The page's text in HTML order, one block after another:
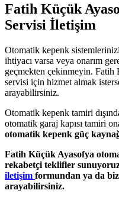
Fatih Küçük
Servisi İletişim
Otomatik kepenk
ihtiyacı varsa veya onarım
geçmekten çekinmeyin.
servisi için hizmet almak
arayabilirsiniz.
Otomatik kepenk tamiri
otomatik garaj kapısı tamiri
otomatik kepenk güç
Fatih Küçük Ayasofya
rekabetçi teklifler
iletişim formundan ya da
arayabilirsiniz.